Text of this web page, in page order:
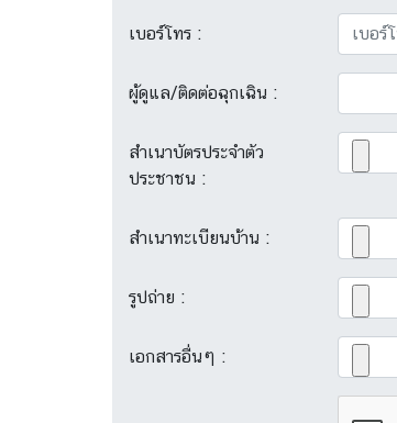
เบอร์โทร :
ผู้ดูแล/ติดต่อฉุกเฉิน :
สำเนาบัตรประจำตัว
ประชาชน :
สำเนาทะเบียนบ้าน :
รูปถ่าย :
เอกสารอื่นๆ :